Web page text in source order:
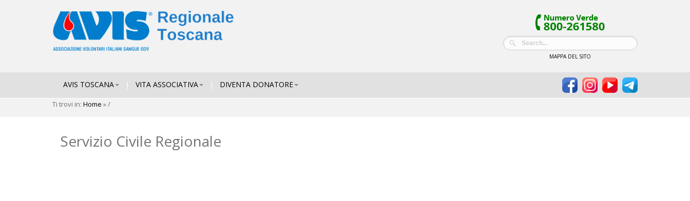
MAPPA DEL SITO
AVIS TOSCANA | VITA ASSOCIATIVA | DIVENTA DONATORE
Ti trovi in: Home »/
Servizio Civile Regionale